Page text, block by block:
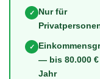
✓
Nur für
✓
— bis 80.000 €
Jahr